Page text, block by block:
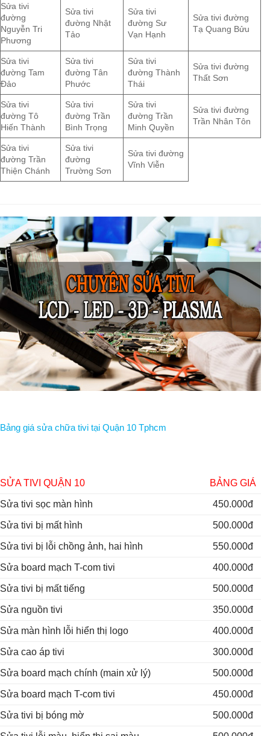
Sửa tivi
đường
Nguyễn Tri
Phương
Sửa tivi
đường Nhật
Tảo
Sửa tivi
đường Sư
Vạn Hạnh
Sửa tivi đường
Tạ Quang Bửu
Sửa tivi
đường Tam
Đảo
Sửa tivi
đường Tân
Phước
Sửa tivi
đường Thành
Thái
Sửa tivi đường
Thất Sơn
Sửa tivi
đường Tô
Hiến Thành
Sửa tivi
đường Trần
Bình Trọng
Sửa tivi
đường Trần
Minh Quyền
Sửa tivi đường
Trần Nhân Tôn
Sửa tivi
đường Trần
Thiện Chánh
Sửa tivi
đường
Trường Sơn
Sửa tivi đường
Vĩnh Viễn
Bảng giá sửa chữa tivi tại Quận 10 Tphcm
SỬA TIVI QUẬN 10 BẢNG GIÁ
Sửa tivi sọc màn hình 450.000đ
Sửa tivi bị mất hình 500.000đ
Sửa tivi bị lỗi chồng ảnh, hai hình 550.000đ
Sửa board mạch T-com tivi 400.000đ
Sửa tivi bị mất tiếng 500.000đ
Sửa nguồn tivi 350.000đ
Sửa màn hình lỗi hiển thị logo 400.000đ
Sửa cao áp tivi 300.000đ
Sửa board mạch chính (main xử lý) 500.000đ
Sửa board mạch T-com tivi 450.000đ
Sửa tivi bị bóng mờ 500.000đ